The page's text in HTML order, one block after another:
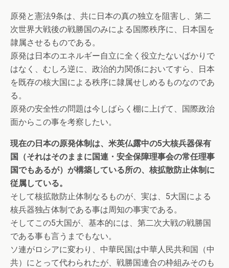
原発と憲法9条は、共に日本の真の独立を阻害し、第二
次世界大戦後の戦勝国のみによる国際秩序に、日本国を
隷属させるものである。
原発は日本のエネルギー自立に全く役立たないばかりで
はなく、むしろ逆に、政治的力関係においてすら、日本
を既存の核大国による秩序に隷属せしめるものなのであ
る。
原発の安全性の問題は今しばらく棚に上げて、国際政治
面からこの事を考察したい。
現在の日本の原発体制は、米英仏露中の5大核兵器保有
国（それはそのままに国連・安全保障理事会の常任理事
国でもあるが）が構築している所の、核拡散防止体制に
従属している。
そして核拡散防止体制なるものが、実は、5大国による
核兵器独占体制である事は周知の事実である。
そしてこの5大国が、基本的には、第二次大戦の戦勝国
である事も言うまでもない。
ソ連がロシアに変わり、中華民国は中華人民共和国（中
共）にとって代わられたが、戦勝国連合の枠組みそのも